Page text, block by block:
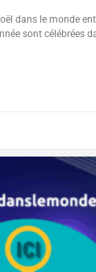
dans le monde
sont célébrées